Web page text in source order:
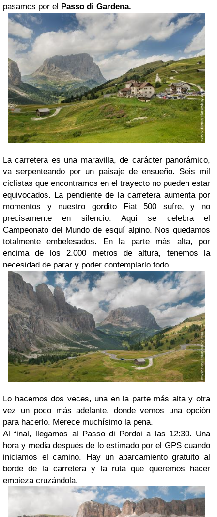
pasamos por el Passo di Gardena.
La carretera es una maravilla, de carácter panorámico,
va serpenteando por un paisaje de ensueño. Seis mil
ciclistas que encontramos en el trayecto no pueden estar
equivocados. La pendiente de la carretera aumenta por
momentos y nuestro gordito Fiat 500 sufre, y no
precisamente en silencio. Aquí se celebra el
Campeonato del Mundo de esquí alpino. Nos quedamos
totalmente embelesados. En la parte más alta, por
encima de los 2.000 metros de altura, tenemos la
necesidad de parar y poder contemplarlo todo.
Lo hacemos dos veces, una en la parte más alta y otra
vez un poco más adelante, donde vemos una opción
para hacerlo. Merece muchísimo la pena.
Al final, llegamos al Passo di Pordoi a las 12:30. Una
hora y media después de lo estimado por el GPS cuando
iniciamos el camino. Hay un aparcamiento gratuito al
borde de la carretera y la ruta que queremos hacer
empieza cruzándola.